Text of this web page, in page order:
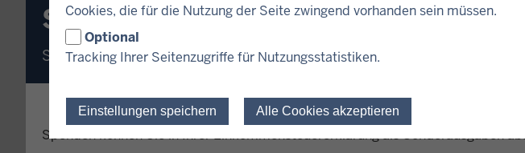
Cookies, die für die Nutzung der Seite zwingend vorhanden sein müssen.
Optional
Tracking Ihrer Seitenzugriffe für Nutzungsstatistiken.
Einstellungen speichern Alle Cookies akzeptieren
Spenden
So machen Sie Ihre Aufwendungen bei der Einkommensteuer geltend.
Spenden können Sie in Ihrer Einkommensteuererklärung als Sonderausgaben